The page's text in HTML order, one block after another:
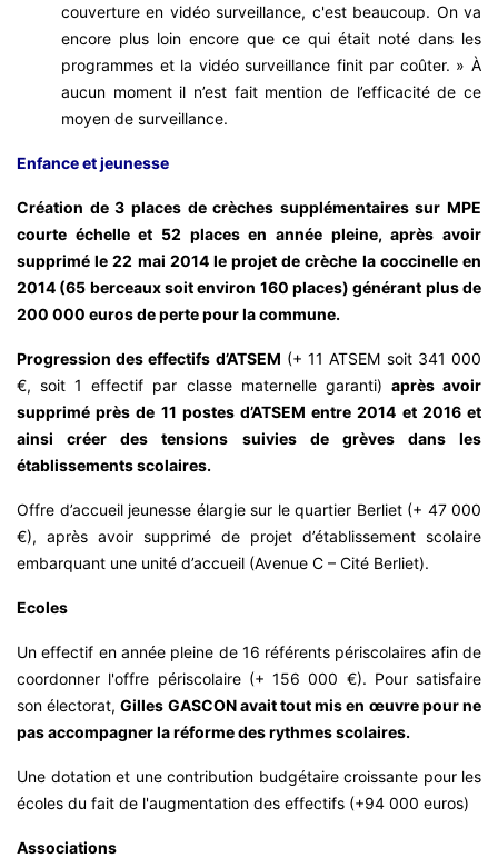
couverture en vidéo surveillance, c'est beaucoup. On va
encore plus loin encore que ce qui était noté dans les
programmes et la vidéo surveillance finit par coûter. » À
aucun moment il n’est fait mention de l’efficacité de ce
moyen de surveillance.
Enfance et jeunesse
Création de 3 places de crèches supplémentaires sur MPE
courte échelle et 52 places en année pleine, après avoir
supprimé le 22 mai 2014 le projet de crèche la coccinelle en
2014 (65 berceaux soit environ 160 places) générant plus de
200 000 euros de perte pour la commune.
Progression des effectifs d’ATSEM (+ 11 ATSEM soit 341 000
€, soit 1 effectif par classe maternelle garanti) après avoir
supprimé près de 11 postes d’ATSEM entre 2014 et 2016 et
ainsi créer des tensions suivies de grèves dans les
établissements scolaires.
Offre d’accueil jeunesse élargie sur le quartier Berliet (+ 47 000
€), après avoir supprimé de projet d’établissement scolaire
embarquant une unité d’accueil (Avenue C – Cité Berliet).
Ecoles
Un effectif en année pleine de 16 référents périscolaires afin de
coordonner l'offre périscolaire (+ 156 000 €). Pour satisfaire
son électorat,Gilles GASCON avait tout mis en œuvre pour ne
pas accompagner la réforme des rythmes scolaires.
Une dotation et une contribution budgétaire croissante pour les
écoles du fait de l'augmentation des effectifs (+94 000 euros)
Associations